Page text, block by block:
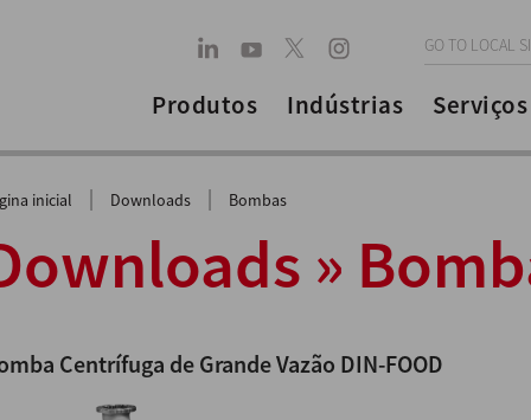
GO TO LOCAL
Produtos Indústrias Serviços
inicial | Downloads | Bombas
»
Centrífuga de Grande Vazão DIN-FOOD